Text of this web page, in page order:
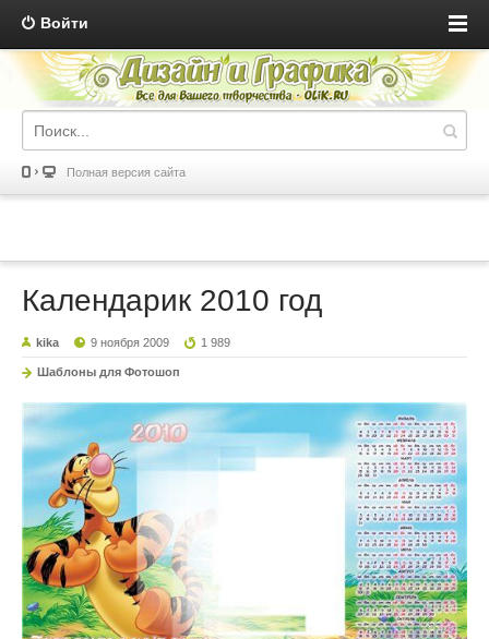
Войти
Полная версия сайта
Календарик 2010 год
kika 9 ноября 2009 1 989
Шаблоны для Фотошоп